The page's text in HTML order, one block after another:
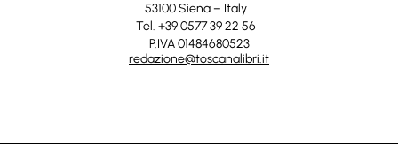
53100 Siena – Italy
Tel. +39 0577 39 22 56
P.IVA 01484680523
redazione@toscanalibri.it